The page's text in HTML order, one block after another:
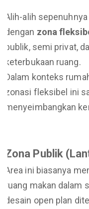
Alih-alih
dengan zona
publik, semi privat,
keterbukaan ruang.
Dalam konteks
zonasi fleksibel ini
menyeimbangkan
Zona Publik
Area ini biasanya
ruang makan dalam
desain open plan